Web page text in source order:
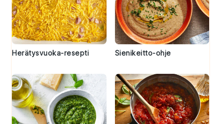
Herätysvuoka-resepti Sienikeitto-ohje